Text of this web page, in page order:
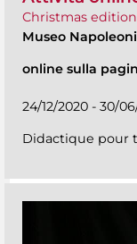
Christmas
Museo
online sulla
24/12/2020 - 30/
Didactique pour